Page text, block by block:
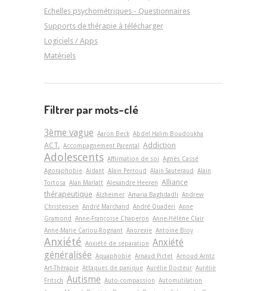
Echelles psychométriques - Questionnaires
Supports de thérapie à télécharger
Logiciels / Apps
Matériels
Filtrer par mots-clé
3ème vague Aaron Beck Abdel Halim Boudoukha
ACT. Accompagnement Parental Addiction
Adolescents Affirmation de soi Agnès Cassé
Agoraphobie Aidant Alain Perroud Alain Sauteraud
Alain
Tortosa Alan Marlatt Alexandre Heeren Alliance
thérapeutique Alzheimer Amaria Baghdadli Andrew
Christensen André Marchand André Quaderi Anne
Gramond
Anne-Françoise Chaperon Anne-Hélène Clair
Anne-Marie Cariou-Rognant Anorexie Antoine Bioy
Anxiété Anxiété de séparation Anxiété
généralisée Aquaphobie Arnaud Pictet Arnoud Arntz
Art-Thérapie Attaques de panique Aurélie Docteur Aurélie
Fritsch Autisme Auto-compassion Automutilation